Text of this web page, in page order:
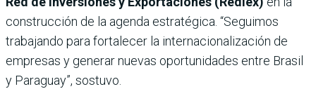
construcción de la agenda estratégica. “Seguimos
trabajando para fortalecer la internacionalización de
empresas y generar nuevas oportunidades entre Brasil
y Paraguay”, sostuvo.